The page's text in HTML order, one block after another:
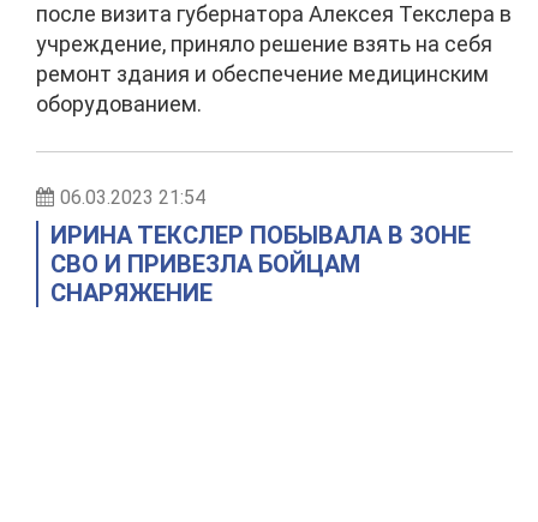
после визита губернатора Алексея Текслера в
учреждение, приняло решение взять на себя
ремонт здания и обеспечение медицинским
оборудованием.
06.03.2023 21:54
ИРИНА ТЕКСЛЕР ПОБЫВАЛА В ЗОНЕ
СВО И ПРИВЕЗЛА БОЙЦАМ
СНАРЯЖЕНИЕ